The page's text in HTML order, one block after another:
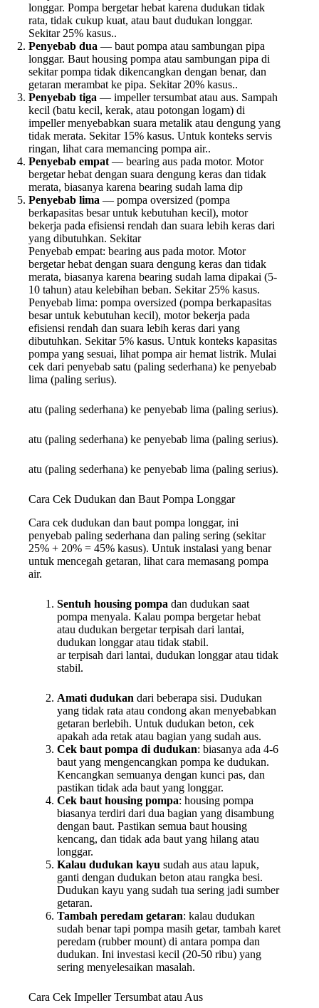
longgar. Pompa bergetar hebat karena dudukan tidak
rata, tidak cukup kuat, atau baut dudukan longgar.
Sekitar 25% kasus..
Penyebab dua — baut pompa atau sambungan pipa
longgar. Baut housing pompa atau sambungan pipa di
sekitar pompa tidak dikencangkan dengan benar, dan
getaran merambat ke pipa. Sekitar 20% kasus..
Penyebab tiga — impeller tersumbat atau aus. Sampah
kecil (batu kecil, kerak, atau potongan logam) di
impeller menyebabkan suara metalik atau dengung yang
tidak merata. Sekitar 15% kasus. Untuk konteks servis
ringan, lihat cara memancing pompa air..
Penyebab empat — bearing aus pada motor. Motor
bergetar hebat dengan suara dengung keras dan tidak
merata, biasanya karena bearing sudah lama dip
Penyebab lima — pompa oversized (pompa
berkapasitas besar untuk kebutuhan kecil), motor
bekerja pada efisiensi rendah dan suara lebih keras dari
yang dibutuhkan. Sekitar
Penyebab empat: bearing aus pada motor. Motor
bergetar hebat dengan suara dengung keras dan tidak
merata, biasanya karena bearing sudah lama dipakai (5-
10 tahun) atau kelebihan beban. Sekitar 25% kasus.
Penyebab lima: pompa oversized (pompa berkapasitas
besar untuk kebutuhan kecil), motor bekerja pada
efisiensi rendah dan suara lebih keras dari yang
dibutuhkan. Sekitar 5% kasus. Untuk konteks kapasitas
pompa yang sesuai, lihat pompa air hemat listrik. Mulai
cek dari penyebab satu (paling sederhana) ke penyebab
lima (paling serius).
atu (paling sederhana) ke penyebab lima (paling serius).
atu (paling sederhana) ke penyebab lima (paling serius).
atu (paling sederhana) ke penyebab lima (paling serius).
Cara Cek Dudukan dan Baut Pompa Longgar
Cara cek dudukan dan baut pompa longgar, ini
penyebab paling sederhana dan paling sering (sekitar
25% + 20% = 45% kasus). Untuk instalasi yang benar
untuk mencegah getaran, lihat cara memasang pompa
air.
Sentuh housing pompa dan dudukan saat
pompa menyala. Kalau pompa bergetar hebat
atau dudukan bergetar terpisah dari lantai,
dudukan longgar atau tidak stabil.
ar terpisah dari lantai, dudukan longgar atau tidak
stabil.
Amati dudukan dari beberapa sisi. Dudukan
yang tidak rata atau condong akan menyebabkan
getaran berlebih. Untuk dudukan beton, cek
apakah ada retak atau bagian yang sudah aus.
Cek baut pompa di dudukan: biasanya ada 4-6
baut yang mengencangkan pompa ke dudukan.
Kencangkan semuanya dengan kunci pas, dan
pastikan tidak ada baut yang longgar.
Cek baut housing pompa: housing pompa
biasanya terdiri dari dua bagian yang disambung
dengan baut. Pastikan semua baut housing
kencang, dan tidak ada baut yang hilang atau
longgar.
Kalau dudukan kayu sudah aus atau lapuk,
ganti dengan dudukan beton atau rangka besi.
Dudukan kayu yang sudah tua sering jadi sumber
getaran.
Tambah peredam getaran: kalau dudukan
sudah benar tapi pompa masih getar, tambah karet
peredam (rubber mount) di antara pompa dan
dudukan. Ini investasi kecil (20-50 ribu) yang
sering menyelesaikan masalah.
Cara Cek Impeller Tersumbat atau Aus